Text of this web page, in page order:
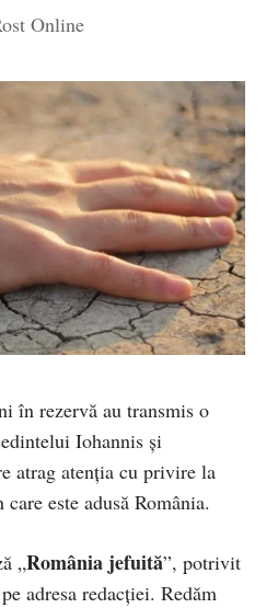
Online
în rezervă au transmis o
Iohannis și
atrag atenția cu privire la
este adusă România.
„România jefuită”, potrivit
adresa redacției. Redăm